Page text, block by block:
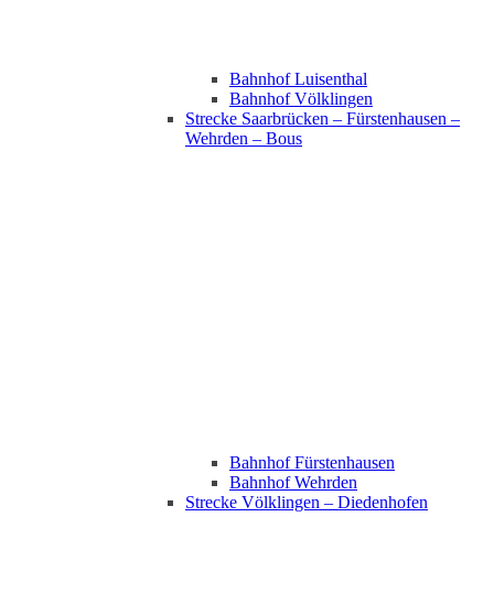
Bahnhof Luisenthal
Bahnhof Völklingen
Strecke Saarbrücken – Fürstenhausen –
Wehrden – Bous
Bahnhof Fürstenhausen
Bahnhof Wehrden
Strecke Völklingen – Diedenhofen